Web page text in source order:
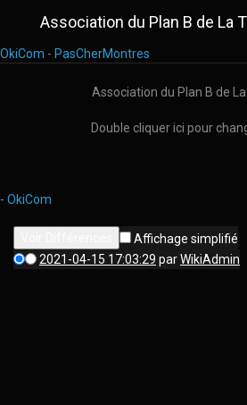
Association du Plan B de La
OkiCom - PasCherMontres
Association du Plan B de La
Double cliquer ici pour
- OkiCom
Affichage simplifié
2021-04-15 17:03:29 parWikiAdmin